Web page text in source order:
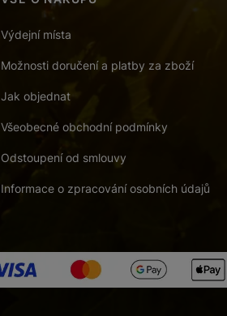
Výdejní místa
Možnosti doručení a platby za zboží
Jak objednat
Všeobecné obchodní podmínky
Odstoupení od smlouvy
Informace o zpracování osobních údajů